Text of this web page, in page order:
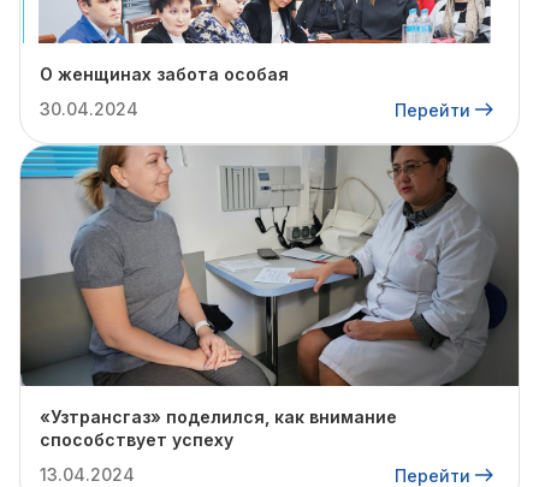
О женщинах забота особая
30.04.2024
Перейти
«Узтрансгаз» поделился, как внимание
способствует успеху
13.04.2024
Перейти